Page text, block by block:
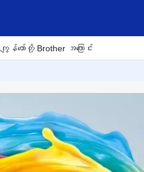
ကျွန်တော်တို့ Brother အကြောင်း